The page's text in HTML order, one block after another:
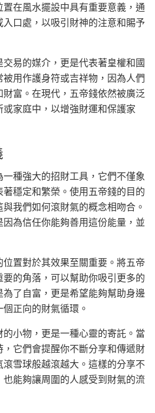
在風水擺設中具有重要意義，通
口處，以吸引財神的注意和賜予
易的媒介，更是代表著皇權和國
用作護身符或吉祥物，因為人們
富。在現代，五帝錢依然被廣泛
家庭中，以增強財運和保護家
種強大的招財工具，它們不僅象
穩定和繁榮。使用五帝錢的目的
我們如何滾財氣的概念相吻合。
為信任你能夠善用這份能量，並
置對於其效果至關重要。將五帝
的角落，可以幫助你吸引更多的
了自富，更是希望能夠幫助身邊
正向的財氣循環。
小物，更是一種心靈的寄託。當
它們會提醒你不斷分享和傳遞財
雪球般越滾越大。這樣的分享不
能夠讓周圍的人感受到財氣的流